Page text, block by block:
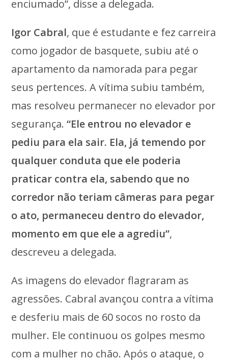
enciumado”, disse a delegada.
Igor Cabral, que é estudante e fez carreira
como jogador de basquete, subiu até o
apartamento da namorada para pegar
seus pertences. A vítima subiu também,
mas resolveu permanecer no elevador por
segurança.“Ele entrou no elevador e
pediu para ela sair. Ela, já temendo por
qualquer conduta que ele poderia
praticar contra ela, sabendo que no
corredor não teriam câmeras para pegar
o ato, permaneceu dentro do elevador,
momento em que ele a agrediu”,
descreveu a delegada.
As imagens do elevador flagraram as
agressões. Cabral avançou contra a vítima
e desferiu mais de 60 socos no rosto da
mulher. Ele continuou os golpes mesmo
com a mulher no chão. Após o ataque, o